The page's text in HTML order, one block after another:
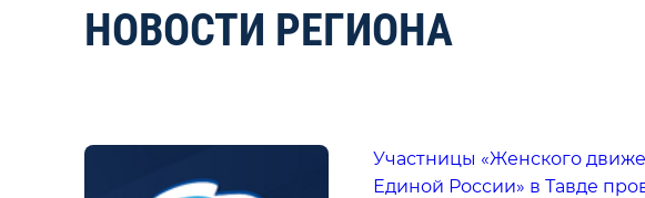
НОВОСТИ РЕГИОНА
Участницы «Женского
Единой России» в Тавде